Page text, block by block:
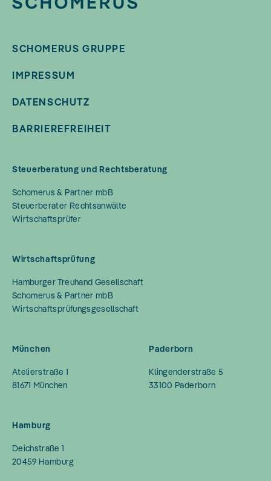
SCHOMERUS GRUPPE
IMPRESSUM
DATENSCHUTZ
BARRIEREFREIHEIT
Steuerberatung und Rechtsberatung
Schomerus & Partner mbB
Steuerberater Rechtsanwälte
Wirtschaftsprüfer
Wirtschaftsprüfung
Hamburger Treuhand Gesellschaft
Schomerus & Partner mbB
Wirtschaftsprüfungsgesellschaft
München
Atelierstraße 1
81671 München
Paderborn
Klingenderstraße 5
33100 Paderborn
Hamburg
Deichstraße 1
20459 Hamburg